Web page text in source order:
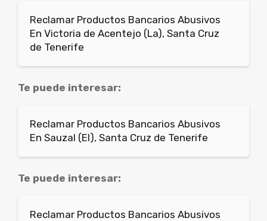
Reclamar Productos Bancarios Abusivos
En Victoria de Acentejo (La), Santa Cruz
de Tenerife
Te puede interesar:
Reclamar Productos Bancarios Abusivos
En Sauzal (El), Santa Cruz de Tenerife
Te puede interesar:
Reclamar Productos Bancarios Abusivos